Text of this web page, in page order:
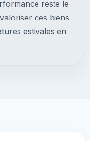
reste le
ces biens
estivales en